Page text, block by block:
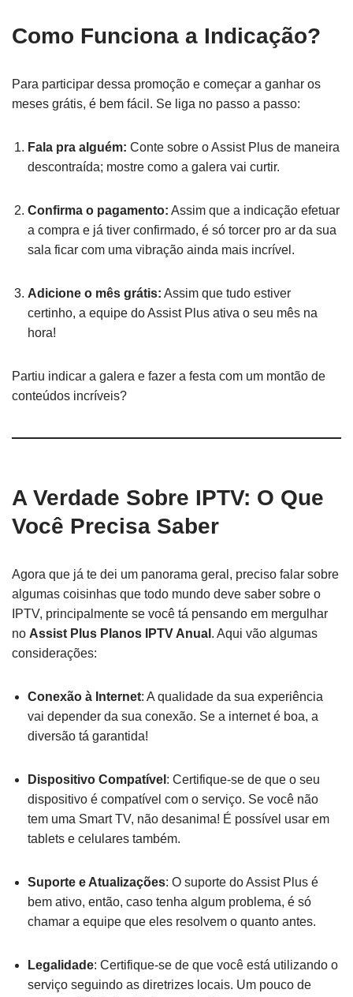
Como Funciona a Indicação?
Para participar dessa promoção e começar a ganhar os
meses grátis, é bem fácil. Se liga no passo a passo:
Fala pra alguém: Conte sobre o Assist Plus de maneira
descontraída; mostre como a galera vai curtir.
Confirma o pagamento: Assim que a indicação efetuar
a compra e já tiver confirmado, é só torcer pro ar da sua
sala ficar com uma vibração ainda mais incrível.
Adicione o mês grátis: Assim que tudo estiver
certinho, a equipe do Assist Plus ativa o seu mês na
hora!
Partiu indicar a galera e fazer a festa com um montão de
conteúdos incríveis?
A Verdade Sobre IPTV: O Que
Você Precisa Saber
Agora que já te dei um panorama geral, preciso falar sobre
algumas coisinhas que todo mundo deve saber sobre o
IPTV, principalmente se você tá pensando em mergulhar
no Assist Plus Planos IPTV Anual . Aqui vão algumas
considerações:
Conexão à Internet: A qualidade da sua experiência
vai depender da sua conexão. Se a internet é boa, a
diversão tá garantida!
Dispositivo Compatível : Certifique-se de que o seu
dispositivo é compatível com o serviço. Se você não
tem uma Smart TV, não desanima! É possível usar em
tablets e celulares também.
Suporte e Atualizações: O suporte do Assist Plus é
bem ativo, então, caso tenha algum problema, é só
chamar a equipe que eles resolvem o quanto antes.
Legalidade: Certifique-se de que você está utilizando o
serviço seguindo as diretrizes locais. Um pouco de